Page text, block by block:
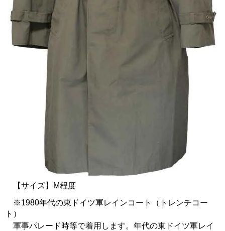
【サイズ】M程度
※1980年代の東ドイツ軍レインコート（トレンチコー
ト）
軍事パレード時等で着用します。年代の東ドイツ軍レイ